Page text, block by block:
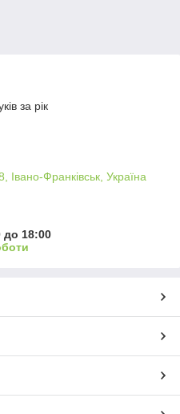
за рік
Франківськ, Україна
до 18:00